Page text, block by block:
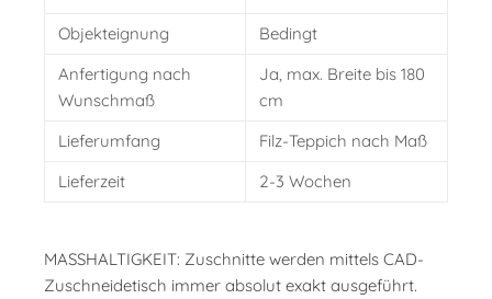
Objekteignung
Bedingt
Anfertigung nach
Wunschmaß
Ja, max. Breite bis 180
cm
Lieferumfang
Filz-Teppich nach Maß
Lieferzeit
2-3 Wochen
MASSHALTIGKEIT: Zuschnitte werden mittels CAD-
Zuschneidetisch immer absolut exakt ausgeführt.